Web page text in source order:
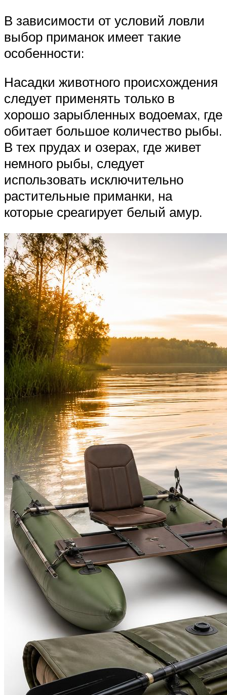
В зависимости от условий ловли
выбор приманок имеет такие
особенности:
Насадки животного происхождения
следует применять только в
хорошо зарыбленных водоемах, где
обитает большое количество рыбы.
В тех прудах и озерах, где живет
немного рыбы, следует
использовать исключительно
растительные приманки, на
которые среагирует белый амур.